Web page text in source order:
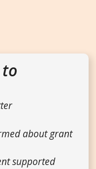
about grant
supported